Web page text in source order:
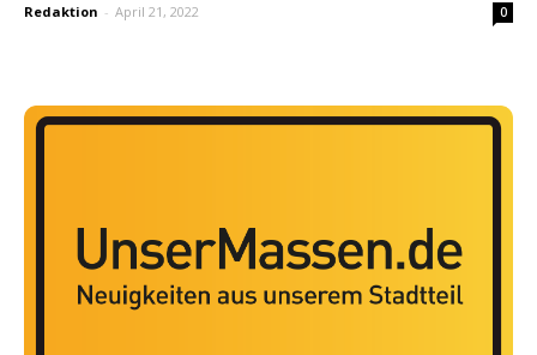
Redaktion - April 21, 2022 0